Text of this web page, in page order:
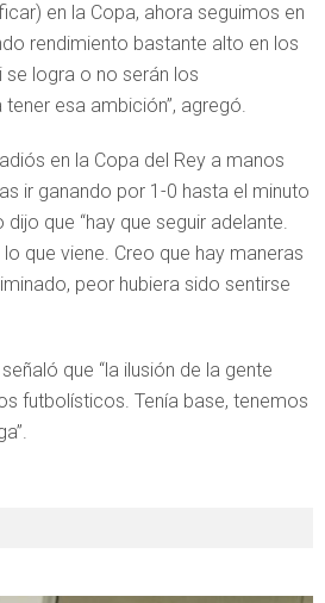
en la Copa, ahora seguimos en
rendimiento bastante alto en los
logra o no serán los
esa ambición”, agregó.
en la Copa del Rey a manos
ir ganando por 1-0 hasta el minuto
dijo que “hay que seguir adelante.
que viene. Creo que hay maneras
peor hubiera sido sentirse
que “la ilusión de la gente
futbolísticos. Tenía base, tenemos